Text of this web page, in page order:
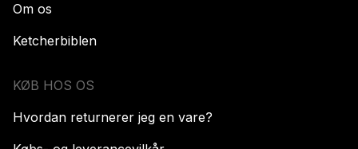
Om os
Ketcherbiblen
KØB HOS OS
Hvordan returnerer jeg en vare?